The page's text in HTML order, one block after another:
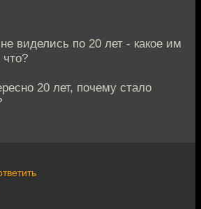
виделись по 20 лет - какое им
что?
20 лет, почему стало